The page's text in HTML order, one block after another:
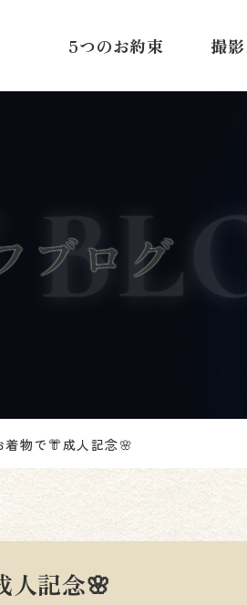
5つのお約束 撮
ブログ
着物で👘成人記念🌸
人記念🌸